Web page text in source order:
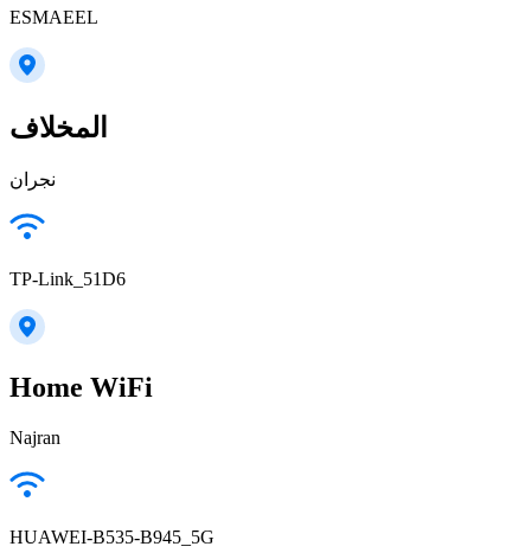
ESMAEEL
المخلاف
نجران
TP-Link_51D6
Home WiFi
Najran
HUAWEI-B535-B945_5G